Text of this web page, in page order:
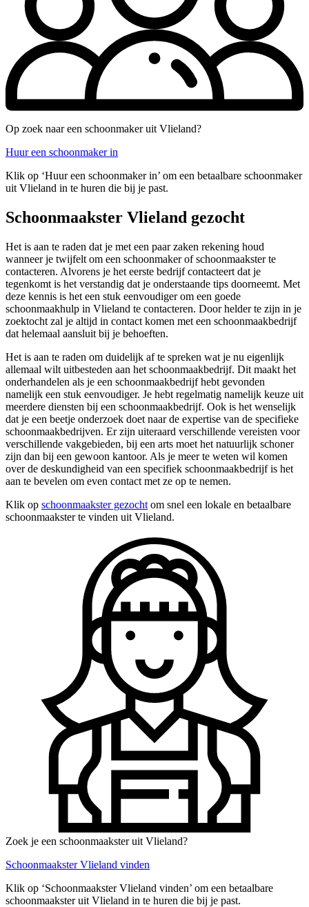
Op zoek naar een schoonmaker uit Vlieland?
Huur een schoonmaker in
Klik op ‘Huur een schoonmaker in’ om een betaalbare schoonmaker
uit Vlieland in te huren die bij je past.
Schoonmaakster Vlieland gezocht
Het is aan te raden dat je met een paar zaken rekening houd
wanneer je twijfelt om een schoonmaker of schoonmaakster te
contacteren. Alvorens je het eerste bedrijf contacteert dat je
tegenkomt is het verstandig dat je onderstaande tips doorneemt. Met
deze kennis is het een stuk eenvoudiger om een goede
schoonmaakhulp in Vlieland te contacteren. Door helder te zijn in je
zoektocht zal je altijd in contact komen met een schoonmaakbedrijf
dat helemaal aansluit bij je behoeften.
Het is aan te raden om duidelijk af te spreken wat je nu eigenlijk
allemaal wilt uitbesteden aan het schoonmaakbedrijf. Dit maakt het
onderhandelen als je een schoonmaakbedrijf hebt gevonden
namelijk een stuk eenvoudiger. Je hebt regelmatig namelijk keuze uit
meerdere diensten bij een schoonmaakbedrijf. Ook is het wenselijk
dat je een beetje onderzoek doet naar de expertise van de specifieke
schoonmaakbedrijven. Er zijn uiteraard verschillende vereisten voor
verschillende vakgebieden, bij een arts moet het natuurlijk schoner
zijn dan bij een gewoon kantoor. Als je meer te weten wil komen
over de deskundigheid van een specifiek schoonmaakbedrijf is het
aan te bevelen om even contact met ze op te nemen.
Klik op schoonmaakster gezocht om snel een lokale en betaalbare
schoonmaakster te vinden uit Vlieland.
Zoek je een schoonmaakster uit Vlieland?
Schoonmaakster Vlieland vinden
Klik op ‘Schoonmaakster Vlieland vinden’ om een betaalbare
schoonmaakster uit Vlieland in te huren die bij je past.